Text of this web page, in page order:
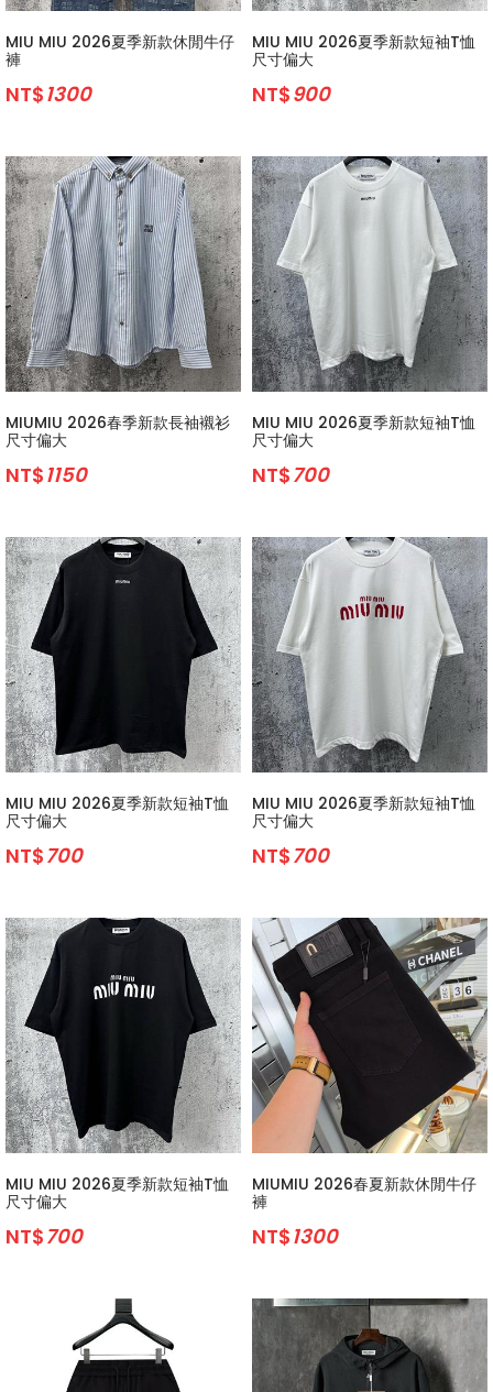
MIU MIU 2026夏季新款休閒牛仔
褲
NT$1300
MIU MIU 2026夏季新款短袖T恤
尺寸偏大
NT$900
MIUMIU 2026春季新款長袖襯衫
尺寸偏大
NT$1150
MIU MIU 2026夏季新款短袖T恤
尺寸偏大
NT$700
MIU MIU 2026夏季新款短袖T恤
尺寸偏大
NT$700
MIU MIU 2026夏季新款短袖T恤
尺寸偏大
NT$700
MIU MIU 2026夏季新款短袖T恤
尺寸偏大
NT$700
MIUMIU 2026春夏新款休閒牛仔
褲
NT$1300